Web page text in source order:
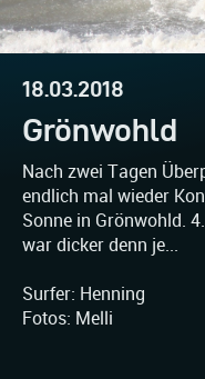
18.03.2018
Grönwohld
Nach zwei Tagen
endlich mal wieder
Sonne in Grönwohld.
war dicker denn je...
Surfer: Henning
Fotos: Melli